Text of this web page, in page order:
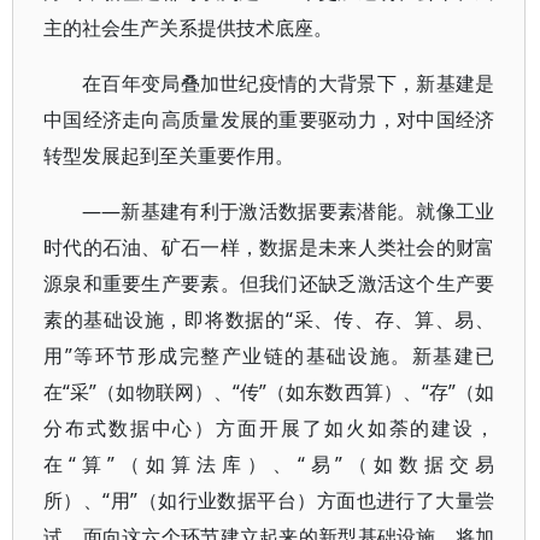
主的社会生产关系提供技术底座。
在百年变局叠加世纪疫情的大背景下，新基建是
中国经济走向高质量发展的重要驱动力，对中国经济
转型发展起到至关重要作用。
——新基建有利于激活数据要素潜能。就像工业
时代的石油、矿石一样，数据是未来人类社会的财富
源泉和重要生产要素。但我们还缺乏激活这个生产要
素的基础设施，即将数据的“采、传、存、算、易、
用”等环节形成完整产业链的基础设施。新基建已
在“采”（如物联网）、“传”（如东数西算）、“存”（如
分布式数据中心）方面开展了如火如荼的建设，
在“算”（如算法库）、“易”（如数据交易
所）、“用”（如行业数据平台）方面也进行了大量尝